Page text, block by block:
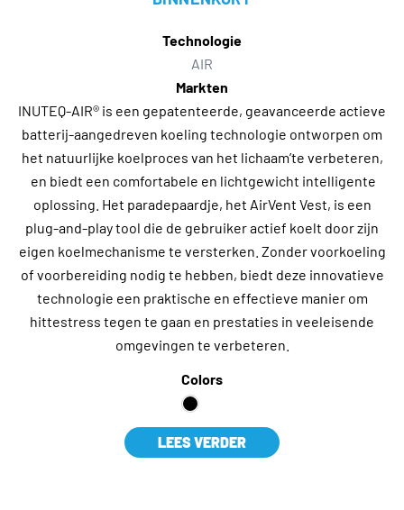
Technologie
AIR
Markten
INUTEQ-AIR® is een gepatenteerde, geavanceerde actieve
batterij-aangedreven koeling technologie ontworpen om
het natuurlijke koelproces van het lichaam’te verbeteren,
en biedt een comfortabele en lichtgewicht intelligente
oplossing. Het paradepaardje, het AirVent Vest, is een
plug-and-play tool die de gebruiker actief koelt door zijn
eigen koelmechanisme te versterken. Zonder voorkoeling
of voorbereiding nodig te hebben, biedt deze innovatieve
technologie een praktische en effectieve manier om
hittestress tegen te gaan en prestaties in veeleisende
omgevingen te verbeteren.
Colors
LEES VERDER